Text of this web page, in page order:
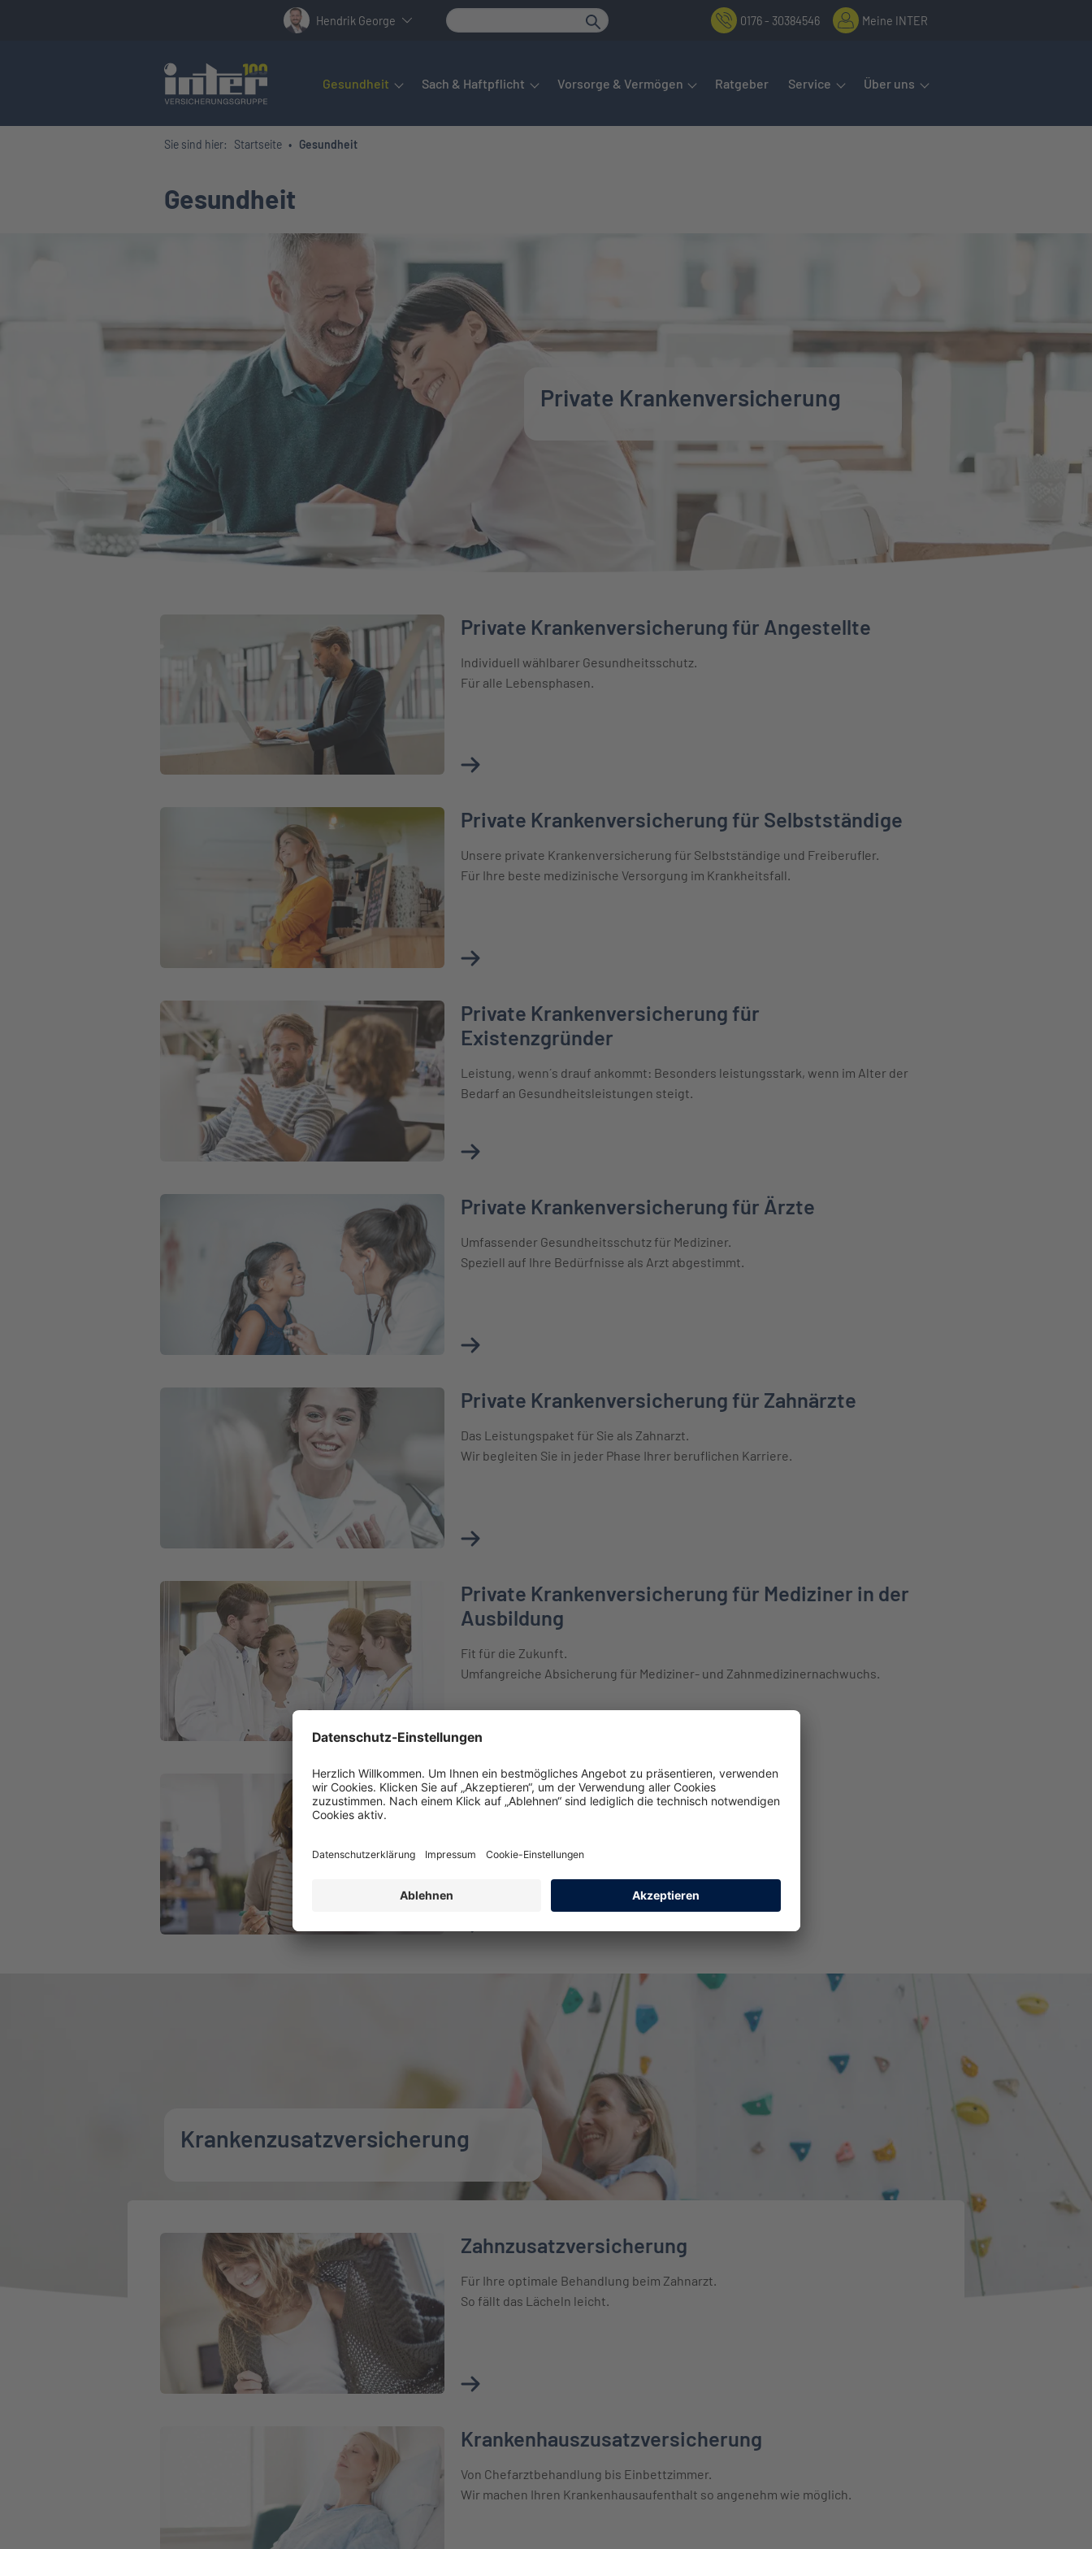
Hendrik George 0176 - 30384546 Meine INTER
Hier befindet sich das Hauptmenü. Dieses lässt sich per Tab steuern. Untermenüs öffnet man mit der Leertaste oder Pfeil nach unten.
Gesundheit Sach & Haftpflicht Vorsorge & Vermögen Ratgeber Service Über uns
Sie sind hier: Startseite Gesundheit
Gesundheit
Private Krankenversicherung
Weiter zu Private Krankenversicherung für AngestelltePrivate Krankenversicherung für Angestellte
Individuell wählbarer Gesundheitsschutz.
Für alle Lebensphasen.
Mehr über Private Krankenversicherung für Angestellte erfahren
Weiter zu Private Krankenversicherung für SelbstständigePrivate Krankenversicherung für Selbstständige
Unsere private Krankenversicherung für Selbstständige und Freiberufler.
Für Ihre beste medizinische Versorgung im Krankheitsfall.
Mehr über Private Krankenversicherung für Selbstständige erfahren
Weiter zu Private Krankenversicherung für ExistenzgründerPrivate Krankenversicherung für
Existenzgründer
Leistung, wenn´s drauf ankommt: Besonders leistungsstark, wenn im Alter der
Bedarf an Gesundheitsleistungen steigt.
Mehr über Private Krankenversicherung für Existenzgründer erfahren
Weiter zu Private Krankenversicherung für Ärzte Private Krankenversicherung für Ärzte
Umfassender Gesundheitsschutz für Mediziner.
Speziell auf Ihre Bedürfnisse als Arzt abgestimmt.
Mehr über Private Krankenversicherung für Ärzte erfahren
Weiter zu Private Krankenversicherung für Zahnärzte Private Krankenversicherung für Zahnärzte
Das Leistungspaket für Sie als Zahnarzt.
Wir begleiten Sie in jeder Phase Ihrer beruflichen Karriere.
Mehr über Private Krankenversicherung für Zahnärzte erfahren
Weiter zu Private Krankenversicherung für Mediziner in der AusbildungPrivate Krankenversicherung für Mediziner in der
Ausbildung
Fit für die Zukunft.
Umfangreiche Absicherung für Mediziner- und Zahnmedizinernachwuchs.
Weiter zu Für Beihilfeberechtigte Für Beihilfeberechtigte
Krankenzusatzversicherung
Weiter zu Zahnzusatzversicherung Zahnzusatzversicherung
Für Ihre optimale Behandlung beim Zahnarzt.
So fällt das Lächeln leicht.
Mehr über Zahnzusatzversicherung erfahren
Weiter zu Krankenhauszusatzversicherung Krankenhauszusatzversicherung
Von Chefarztbehandlung bis Einbettzimmer.
Wir machen Ihren Krankenhausaufenthalt so angenehm wie möglich.